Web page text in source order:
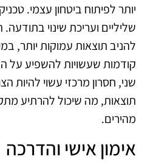
יותר לפיתוח ביטחון עצמי.
שליליים ועריכת שינוי
להניב תוצאות עמוקות יותר,
קודמות שעשויות להשפיע על
שני, חסרון מרכזי עשוי להיות
תוצאות, מה שיכול להרתיע
מהירים.
אימון אישי והדרכה